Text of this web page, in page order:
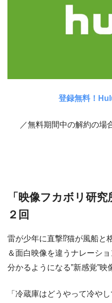
登録無料！
／無料期間中の解約の場
「映像フカボリ研
２回
雷が少年に直撃⁉猫が風船と
＆面白映像を違うナレーシ
分かるようになる”新感覚”映
「冷蔵庫はどうやって冷や